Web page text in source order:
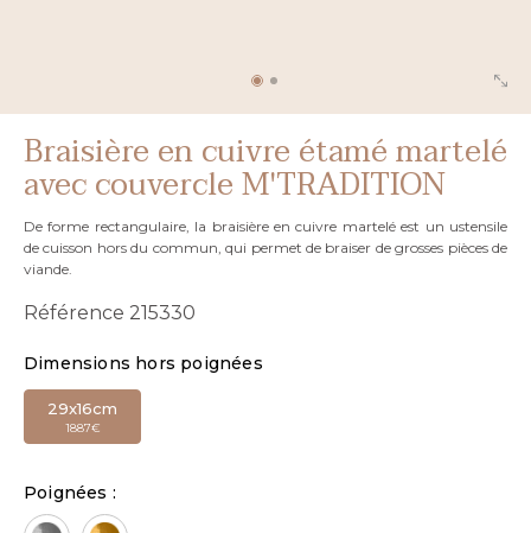
Braisière en cuivre étamé martelé
avec couvercle M'TRADITION
De forme rectangulaire, la braisière en cuivre martelé est un ustensile
de cuisson hors du commun, qui permet de braiser de grosses pièces de
viande.
Référence 215330
Dimensions hors poignées
29x16cm
1 887€
Poignées :